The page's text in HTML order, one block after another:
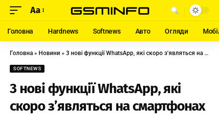
Aa
Головна Hardnews Softnews Авто Огляди
Головна » Новини » 3 нові функції WhatsApp, які скоро з’являться на смартфонах українців
SOFTNEWS
3 нові функції WhatsApp, які
скоро з’являться на смартфонах